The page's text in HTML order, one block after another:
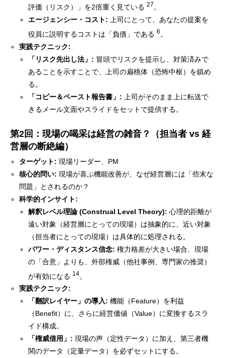
評価（リスク）」を2倍重く見ている27 。
エージェンシー・コスト: 上司にとって、あなたの提案を
役員に説明するコストは「負債」である6 。
実践テクニック:
「リスク先出し法」: 冒頭でリスクを提示し、対策済みで
あることを示すことで、上司の扁桃体（恐怖中枢）を鎮め
る。
「コピー＆ペースト報告書」: 上司がそのまま上に転送で
きるメール文面やスライドをセットで提供する。
第2回：現場の喝采は経営の雑音？（担当者 vs 経
営層の断絶編）
ターゲット: 現場リーダー、PM
核心的問い: 現場が喜ぶ機能改善が、なぜ経営層には「些末な
問題」とされるのか？
科学的インサイト:
解釈レベル理論 (Construal Level Theory): 心理的距離が
遠い対象（経営層にとっての現場）は抽象的に、近い対象
（担当者にとっての現場）は具体的に処理される。
パワー・ディスタンス信念: 権力格差が大きい場合、現場
の「合意」よりも、外部権威（他社事例、専門家の推奨）
が有効になる 14。
実践テクニック:
「翻訳レイヤー」の導入: 機能（Feature）を利益
（Benefit）に、さらに経営価値（Value）に変換するスラ
イド構成。
「権威借用」: 現場の声（定性データ）に加え、第三者機
関のデータ（定量データ）を必ずセットにする。